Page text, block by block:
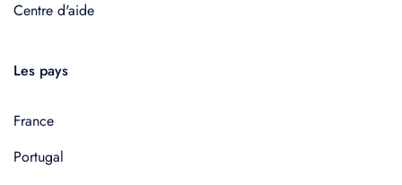
Centre d'aide
Les pays
France
Portugal